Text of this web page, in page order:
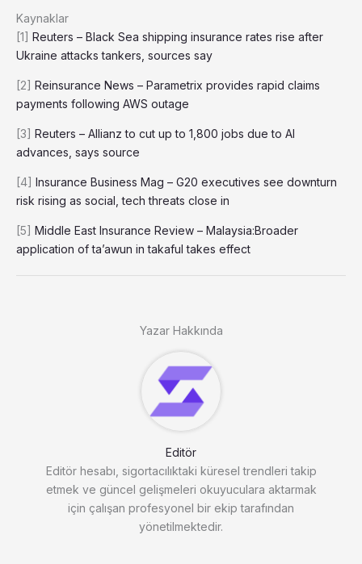
Kaynaklar
[1] Reuters – Black Sea shipping insurance rates rise after
Ukraine attacks tankers, sources say
[2] Reinsurance News – Parametrix provides rapid claims
payments following AWS outage
[3] Reuters – Allianz to cut up to 1,800 jobs due to AI
advances, says source
[4] Insurance Business Mag – G20 executives see downturn
risk rising as social, tech threats close in
[5] Middle East Insurance Review – Malaysia:Broader
application of ta’awun in takaful takes effect
Yazar Hakkında
Editör
Editör hesabı, sigortacılıktaki küresel trendleri takip
etmek ve güncel gelişmeleri okuyuculara aktarmak
için çalışan profesyonel bir ekip tarafından
yönetilmektedir.